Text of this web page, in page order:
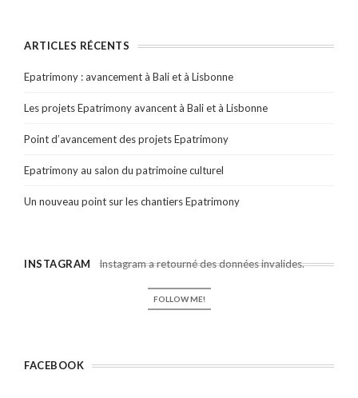
ARTICLES RÉCENTS
Epatrimony : avancement à Bali et à Lisbonne
Les projets Epatrimony avancent à Bali et à Lisbonne
Point d’avancement des projets Epatrimony
Epatrimony au salon du patrimoine culturel
Un nouveau point sur les chantiers Epatrimony
INSTAGRAM Instagram a retourné des données invalides.
FOLLOW ME!
FACEBOOK